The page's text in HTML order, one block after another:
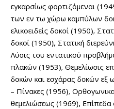
εγκαρσίως φορτιζόμεναι
των εν τω χώρω καμπύλων
ελικοειδείς δοκοί (1950),
δοκοί (1950), Στατική
Λύσις του εντατικού
πλακών (1953), Θεμελίωσις
δοκών και εσχάρας δοκών εξ
– Πίνακες (1956),
θεμελιώσεως (1969),